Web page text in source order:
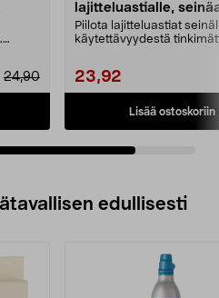
24,90
lajitteluastialle,
Piilota lajitteluastiat
käytettävyydestä
23,92
Lisää ostoskoriin
edullisesti